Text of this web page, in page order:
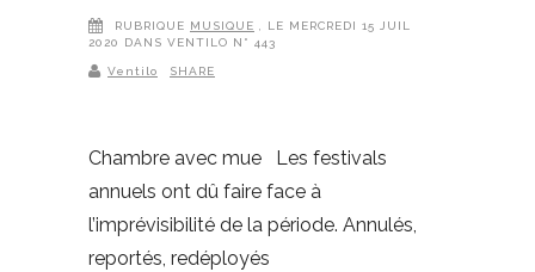
RUBRIQUE MUSIQUE
, LE MERCREDI 15 JUIL
2020 DANS VENTILO N° 443
Ventilo SHARE
Chambre avec mue Les festivals
annuels ont dû faire face à
l’imprévisibilité de la période. Annulés,
reportés, redéployés